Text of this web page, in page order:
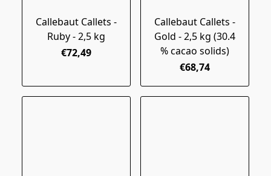
Callebaut Callets -
Ruby - 2,5 kg
€72,49
Callebaut Callets -
Gold - 2,5 kg (30.4
% cacao solids)
€68,74